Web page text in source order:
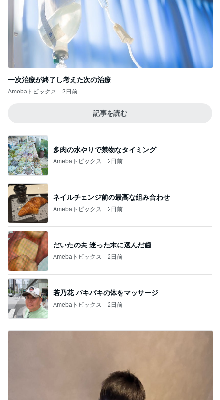
一次治療が終了し考えた次の治療
Amebaトピックス 2日前
記事を読む
多肉の水やりで禁物なタイミング
Amebaトピックス 2日前
ネイルチェンジ前の最高な組み合わせ
Amebaトピックス 2日前
だいたの夫 迷った末に選んだ歯
Amebaトピックス 2日前
若乃花 バキバキの体をマッサージ
Amebaトピックス 2日前